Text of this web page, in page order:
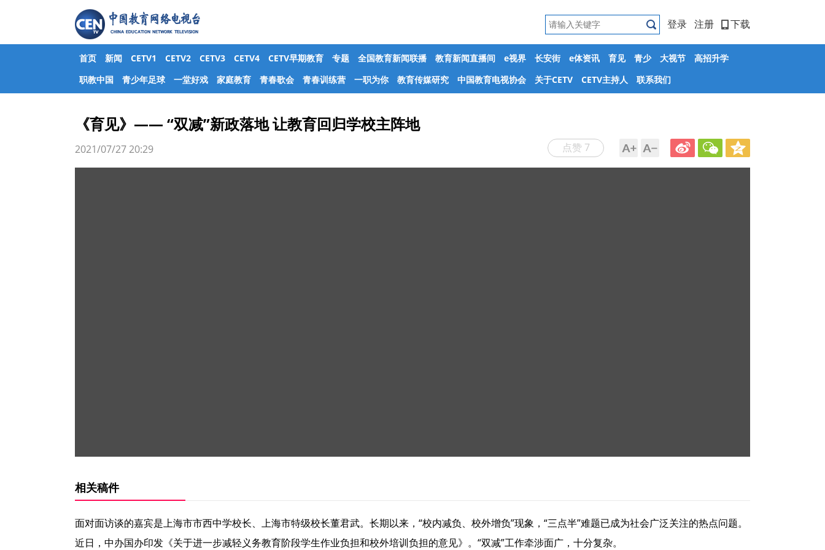
登录 注册 下载
首页 新闻 CETV1 CETV2 CETV3 CETV4 CETV早期教育 专题 全国教育新闻联播 教育新闻直播间 e视界 长安街 e体资讯 育见 青少 大视节
高招升学
职教中国
青少年足球 一堂好戏 家庭教育 青春歌会 青春训练营 一职为你 教育传媒研究 中国教育电视协会 关于CETV CETV主持人 联系我们
《育见》—— “双减”新政落地 让教育回归学校主阵地
点赞 7
2021/07/27 20:29
相关稿件
面对面访谈的嘉宾是上海市市西中学校长、上海市特级校长董君武。长期以来，“校内减负、校外增负”现象，“三点半”难题已成为社会广泛关注的热点问题。
近日，中办国办印发《关于进一步减轻义务教育阶段学生作业负担和校外培训负担的意见》。“双减”工作牵涉面广，十分复杂。